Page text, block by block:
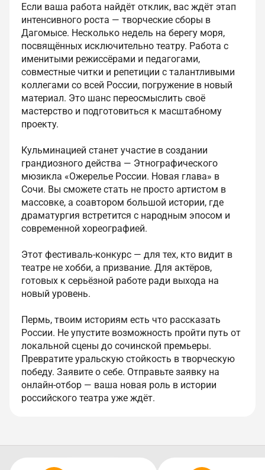
Если ваша работа найдёт отклик, вас ждёт этап
интенсивного роста — творческие сборы в
Дагомысе. Несколько недель на берегу моря,
посвящённых исключительно театру. Работа с
именитыми режиссёрами и педагогами,
совместные читки и репетиции с талантливыми
коллегами со всей России, погружение в новый
материал. Это шанс переосмыслить своё
мастерство и подготовиться к масштабному
проекту.
Кульминацией станет участие в создании
грандиозного действа — Этнографического
мюзикла «Ожерелье России. Новая глава» в
Сочи. Вы сможете стать не просто артистом в
массовке, а соавтором большой истории, где
драматургия встретится с народным эпосом и
современной хореографией.
Этот фестиваль-конкурс — для тех, кто видит в
театре не хобби, а призвание. Для актёров,
готовых к серьёзной работе ради выхода на
новый уровень.
Пермь, твоим историям есть что рассказать
России. Не упустите возможность пройти путь от
локальной сцены до сочинской премьеры.
Превратите уральскую стойкость в творческую
победу. Заявите о себе. Отправьте заявку на
онлайн-отбор — ваша новая роль в истории
российского театра уже ждёт.